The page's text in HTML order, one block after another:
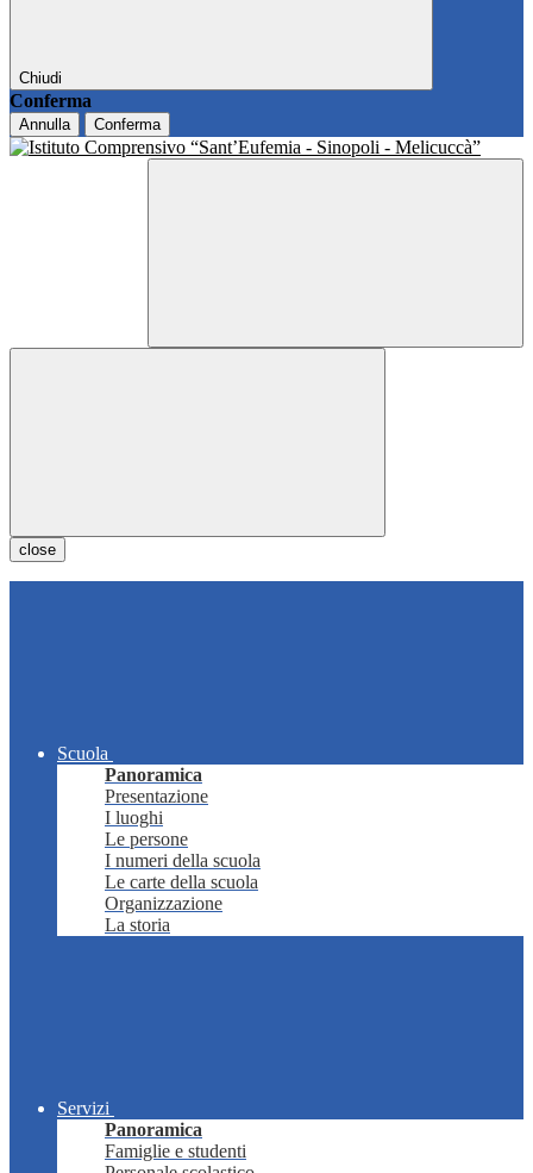
Chiudi
Conferma
Annulla Conferma
close
Scuola
Panoramica
Presentazione
I luoghi
Le persone
I numeri della scuola
Le carte della scuola
Organizzazione
La storia
Servizi
Panoramica
Famiglie e studenti